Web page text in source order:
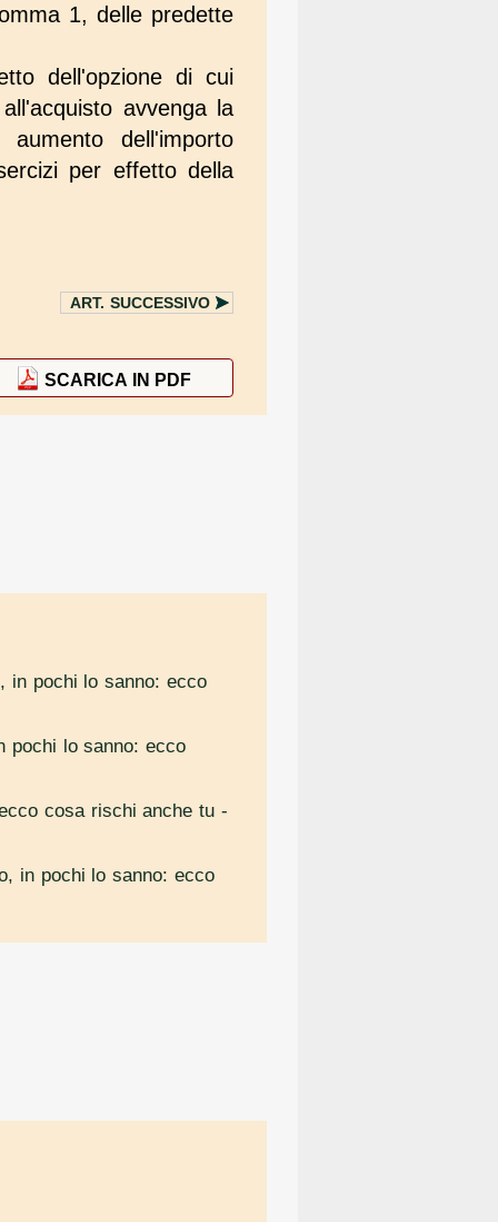
1, delle predette
dell'opzione di cui
avvenga la
dell'importo
per effetto della
ART. SUCCESSIVO
SCARICA IN PDF
in pochi lo sanno: ecco
pochi lo sanno: ecco
cosa rischi anche tu -
in pochi lo sanno: ecco